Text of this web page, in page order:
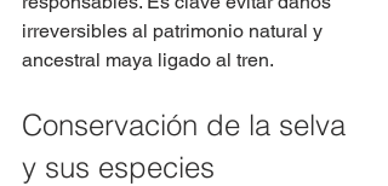
irreversibles al patrimonio natural y
ancestral maya ligado al tren.
Conservación de la selva
y sus especies